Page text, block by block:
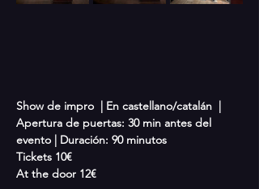
Show de impro  | En castellano/catalán  |
Apertura de puertas: 30 min antes del
evento | Duración: 90 minutos
Tickets 10€
At the door 12€